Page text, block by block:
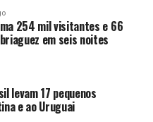
254 mil visitantes e 66
em seis noites
levam 17 pequenos
e ao Uruguai